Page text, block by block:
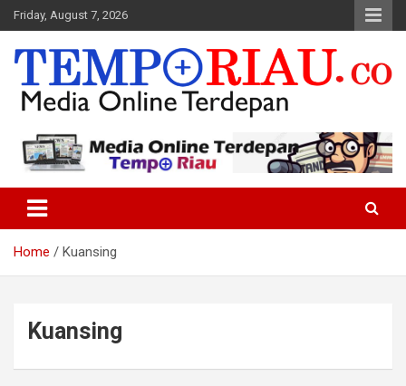
Skip
to
content
Friday, August 7, 2026
Tempo Riau
Home Kuansing
Kuansing